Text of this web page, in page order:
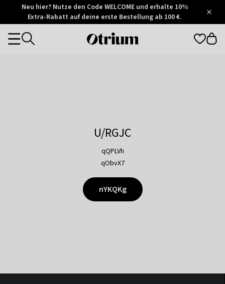
Otrium
Trustpilot
Neu hier? Nutze den Code WELCOME und erhalte 10%
Extra-Rabatt auf deine erste Bestellung ab 100 €.
Otrium
Categories
U/RGJC
qQPLVh
qObvX7
nYKQKg